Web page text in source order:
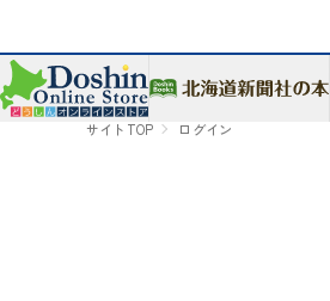
サイトTOP ログイン